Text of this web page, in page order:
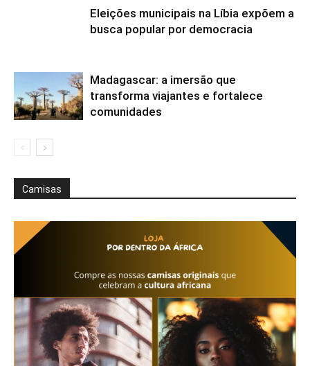
Eleições municipais na Líbia expõem a
busca popular por democracia
Madagascar: a imersão que
transforma viajantes e fortalece
comunidades
Camisas